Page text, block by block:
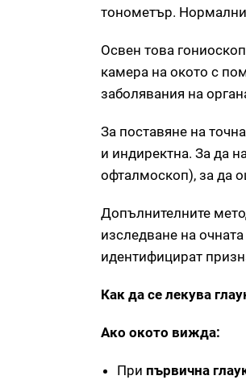
тонометър.
Освен това
камера на окото с
заболявания на
За поставяне на
и индиректна. За да
офталмоскоп), за да
Допълнителните
изследване на
идентифицират
Как да се лекува
Ако окото вижда:
При първична